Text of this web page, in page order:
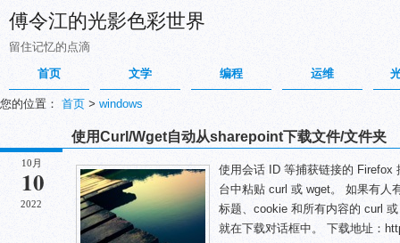
傅令江的光影色彩世界
留住记忆的点滴
首页
文学 编程 运维
您的位置： 首页 > windows
10月
10
2022
使用Curl/Wget自动从sharepoint下载文件/文件夹
使用会话 ID 等捕获链接的 Firefox
台中粘贴 curl 或 wget。 如果有人
标题、cookie 和所有内容的 curl
就在下载对话框中。 下载地址：